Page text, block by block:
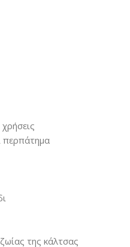
περπάτημα
της κάλτσας